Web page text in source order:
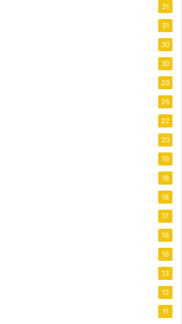
31
31
30
30
29
26
22
20
19
18
18
17
16
16
13
12
11